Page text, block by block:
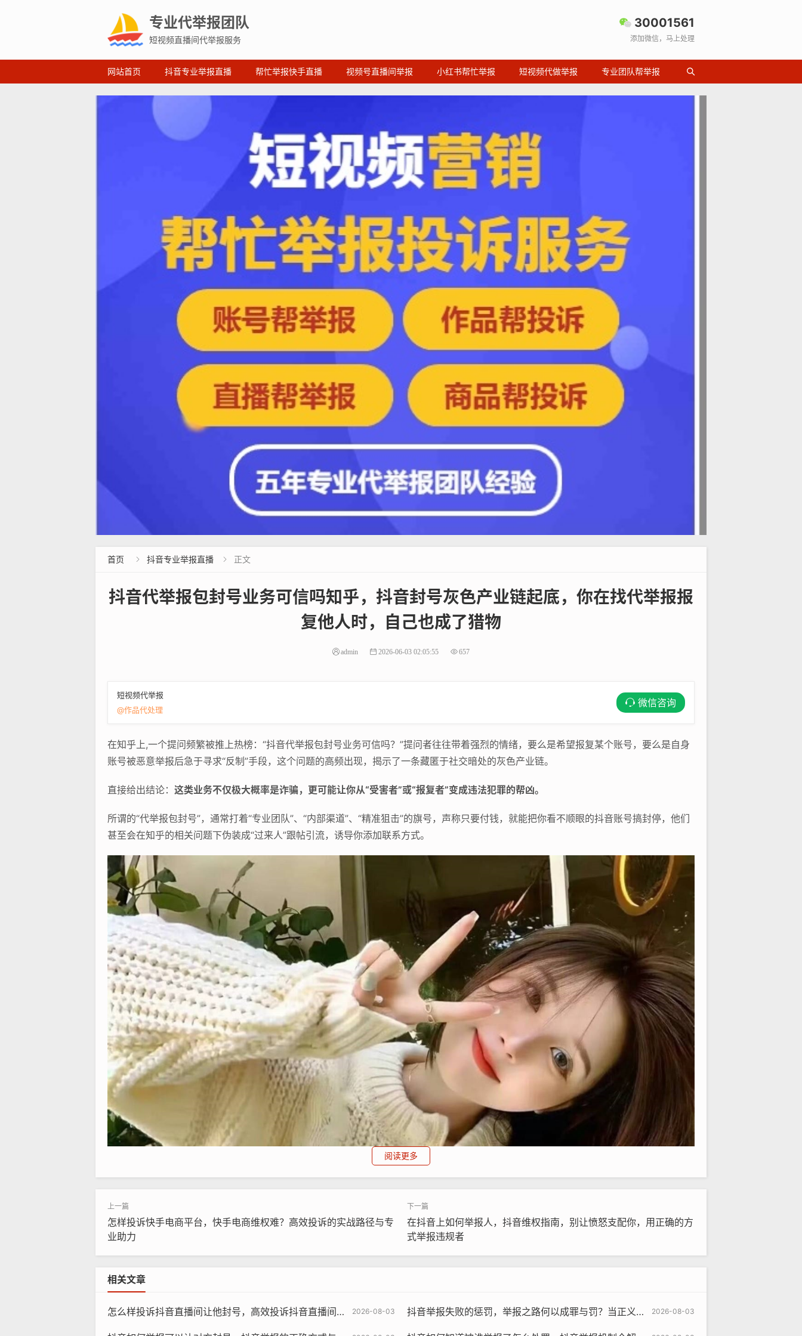
专业代举报团队
短视频直播间代举报服务
30001561
添加微信，马上处理
网站首页 抖音专业举报直播 帮忙举报快手直播 视频号直播间举报 小红书帮忙举报 短视频代做举报 专业团队帮举报
首页  抖音专业举报直播  正文
抖音代举报包封号业务可信吗知乎，抖音封号灰色产业链起底，你在找代举报报
复他人时，自己也成了猎物
admin 2026-06-03 02:05:55 657
短视频代举报
@作品代处理
微信咨询
在知乎上,一个提问频繁被推上热榜：“抖音代举报包封号业务可信吗？”提问者往往带着强烈的情绪，要么是希望报复某个账号，要么是自身
账号被恶意举报后急于寻求“反制”手段，这个问题的高频出现，揭示了一条藏匿于社交暗处的灰色产业链。
直接给出结论： 这类业务不仅极大概率是诈骗，更可能让你从“受害者”或“报复者”变成违法犯罪的帮凶。
所谓的“代举报包封号”，通常打着“专业团队”、“内部渠道”、“精准狙击”的旗号，声称只要付钱，就能把你看不顺眼的抖音账号搞封停，他们
甚至会在知乎的相关问题下伪装成“过来人”跟帖引流，诱导你添加联系方式。
阅读更多
怎样投诉快手电商平台，快手电商维权难？高效投诉的实战路径与专
业助力
在抖音上如何举报人，抖音维权指南，别让愤怒支配你，用正确的方
式举报违规者
相关文章
2026-08-03
怎么样投诉抖音直播间让他封号，高效投诉抖音直播间违规行为，这些关键步骤能助其封号 2026-08-03
抖音举报失败的惩罚，举报之路何以成罪与罚？当正义感撞上平台的规则铁壁